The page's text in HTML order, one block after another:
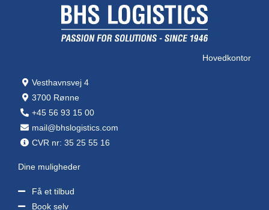
Hovedkontor
Vesthavnsvej 4
3700 Rønne
+45 56 93 15 00
mail@bhslogistics.com
CVR nr: 35 25 55 16
Dine muligheder
Få et tilbud
Book selv